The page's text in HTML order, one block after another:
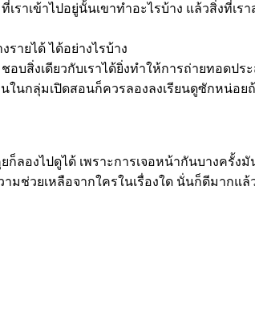
ราเข้าไปอยู่นั้นเขาทำอะไรบ้าง แล้วสิ่งที่
ายได้ ได้อย่างไรบ้าง
บสิ่งเดียวกับเราได้ยิ่งทำให้การถ่ายทอดปร
ในกลุ่มเปิดสอนก็ควรลองลงเรียนดูซักหน่อย
ลองไปดูได้ เพราะการเจอหน้ากันบางครั้
วยเหลือจากใครในเรื่องใด นั่นก็ดีมากแ